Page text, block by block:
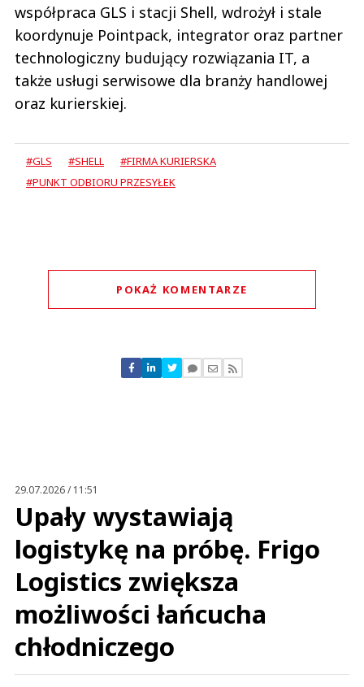
współpraca GLS i stacji Shell, wdrożył i stale
koordynuje Pointpack, integrator oraz partner
technologiczny budujący rozwiązania IT, a
także usługi serwisowe dla branży handlowej
oraz kurierskiej.
#GLS #SHELL
#FIRMA KURIERSKA
#PUNKT ODBIORU PRZESYŁEK
POKAŻ KOMENTARZE
Nie znaleziono komentarzy
Zostaw swoje komentarze
29.07.2026 / 11:51
Upały wystawiają
logistykę na próbę. Frigo
Logistics zwiększa
możliwości łańcucha
chłodniczego